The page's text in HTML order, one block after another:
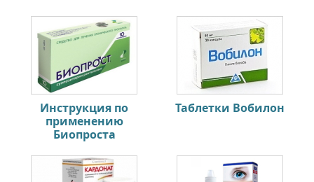
Инструкция по
применению
Биопроста
Таблетки Вобилон